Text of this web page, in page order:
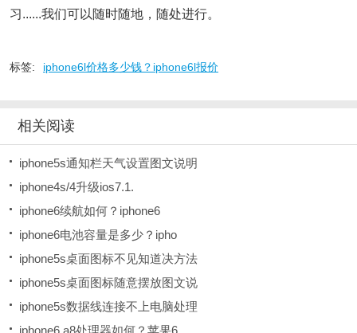
习......我们可以随时随地，随处进行。
标签: iphone6l价格多少钱？iphone6l报价
相关阅读
iphone5s通知栏天气设置图文说明
iphone4s/4升级ios7.1.
iphone6续航如何？iphone6
iphone6电池容量是多少？ipho
iphone5s桌面图标不见知道决方法
iphone5s桌面图标随意摆放图文说
iphone5s数据线连接不上电脑处理
iphone6 a8处理器如何？苹果6